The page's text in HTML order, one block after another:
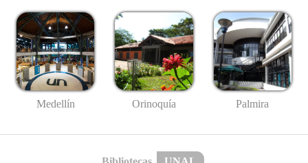
Medellín Orinoquía Palmira